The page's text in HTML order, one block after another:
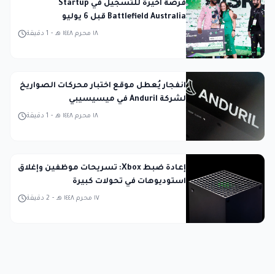
فرصة أخيرة للتسجيل في Startup
Battlefield Australia قبل 6 يوليو
1 دقيقة - ١٨ محرم ١٤٤٨ هـ
انفجار يُعطل موقع اختبار محركات الصواريخ
لشركة Anduril في ميسيسيبي
1 دقيقة - ١٨ محرم ١٤٤٨ هـ
إعادة ضبط Xbox: تسريحات موظفين وإغلاق
استوديوهات في تحولات كبيرة
2 دقيقة - ١٧ محرم ١٤٤٨ هـ